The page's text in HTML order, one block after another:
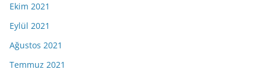
Ekim 2021
Eylül 2021
Ağustos 2021
Temmuz 2021